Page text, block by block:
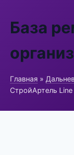
База
Главная »
СтройАртель